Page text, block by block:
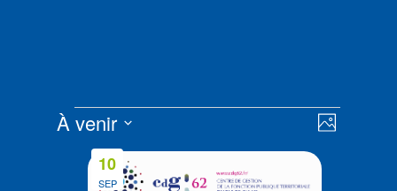
Évènements de
Photo
À venir
Sélectionnez
List
SEP
10